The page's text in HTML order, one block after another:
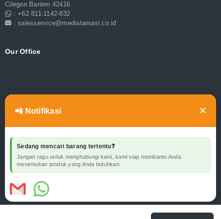
Cilegon Banten 42416
: +62 811-1142-832
: salesservice@mediatamasi.co.id
Our Office
📲 Notifikasi ×
Sedang mencari barang tertentu❓
Jangan ragu untuk menghubungi kami, kami siap membantu Anda
menemukan produk yang Anda butuhkan.